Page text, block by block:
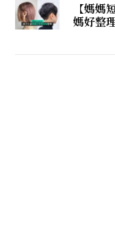
【媽媽
媽好整